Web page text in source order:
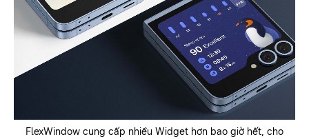
FlexWindow cung cấp nhiều Widget hơn bao giờ hết, cho